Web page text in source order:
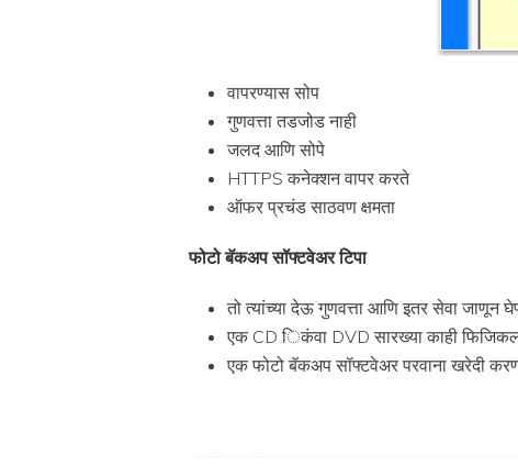
वापरण्यास सोप
गुणवत्ता तडजोड नाही
जलद आणि सोपे
HTTPS कनेक्शन वापर करते
ऑफर प्रचंड साठवण क्षमता
फोटो बॅकअप सॉफ्टवेअर टिपा
तो त्यांच्या देऊ गुणवत्ता आणि इतर सेवा जाणून
एक CD िकंवा DVD सारख्या काही
एक फोटो बॅकअप सॉफ्टवेअर परवाना खरेदी